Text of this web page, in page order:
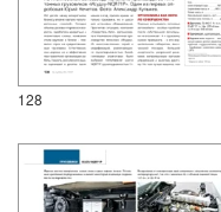
128